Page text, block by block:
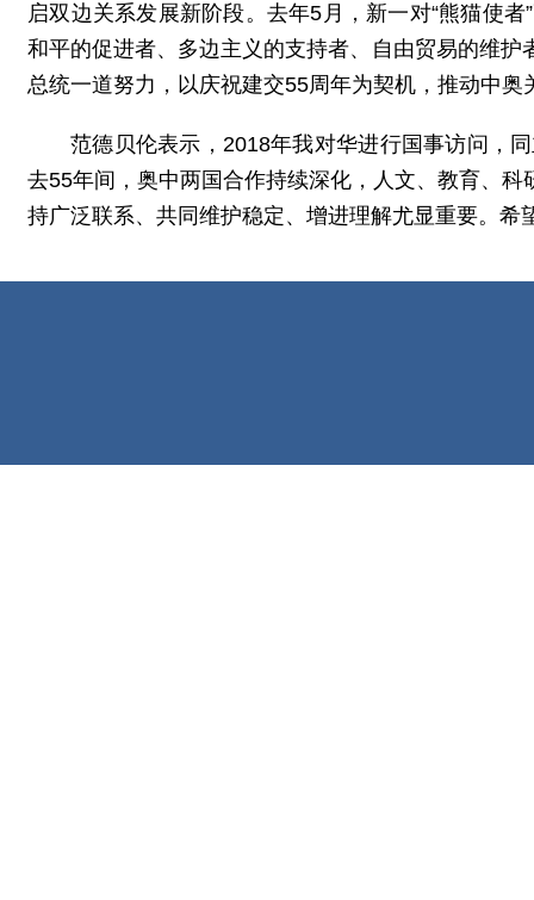
启双边关系发展新阶段。去年5月，新一对“熊猫使
和平的促进者、多边主义的支持者、自由贸易的维
总统一道努力，以庆祝建交55周年为契机，推动中
范德贝伦表示，2018年我对华进行国事访问，
去55年间，奥中两国合作持续深化，人文、教育、
持广泛联系、共同维护稳定、增进理解尤显重要。